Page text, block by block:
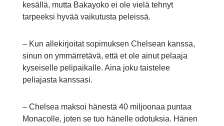
kesällä, mutta Bakayoko ei ole vielä tehnyt
tarpeeksi hyvää vaikutusta peleissä.
– Kun allekirjoitat sopimuksen Chelsean kanssa,
sinun on ymmärretävä, että et ole ainut pelaaja
kyseiselle pelipaikalle. Aina joku taistelee
peliajasta kanssasi.
– Chelsea maksoi hänestä 40 miljoonaa puntaa
Monacolle, joten se tuo hänelle odotuksia. Hänen